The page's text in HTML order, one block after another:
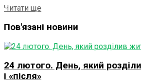
Читати ще
Пов'язані новини
24 лютого. День, який
і «після»